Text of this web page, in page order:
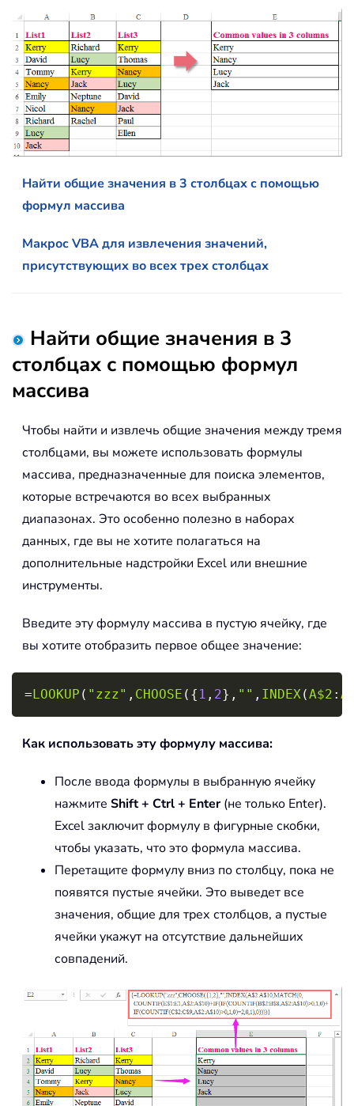
Найти общие значения в 3 столбцах с помощью
формул массива
Макрос VBA для извлечения значений,
присутствующих во всех трех столбцах
Найти общие значения в 3
столбцах с помощью формул
массива
Чтобы найти и извлечь общие значения между тремя
столбцами, вы можете использовать формулы
массива, предназначенные для поиска элементов,
которые встречаются во всех выбранных
диапазонах. Это особенно полезно в наборах
данных, где вы не хотите полагаться на
дополнительные надстройки Excel или внешние
инструменты.
Введите эту формулу массива в пустую ячейку, где
вы хотите отобразить первое общее значение:
=LOOKUP ( "zzz" , CHOOSE ( { 1 , 2} , "" , INDEX (A$2 :
Copy
Как использовать эту формулу массива:
После ввода формулы в выбранную ячейку
нажмите Shift + Ctrl + Enter(не только Enter).
Excel заключит формулу в фигурные скобки,
чтобы указать, что это формула массива.
Перетащите формулу вниз по столбцу, пока не
появятся пустые ячейки. Это выведет все
значения, общие для трех столбцов, а пустые
ячейки укажут на отсутствие дальнейших
совпадений.